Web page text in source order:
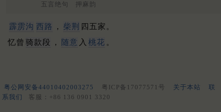
五言绝句 押麻韵
霹雳沟 西路 ， 柴荆 四五家。
忆曾 骑款段 ， 随意 入 桃花 。
粤公网安备44010402003275 粤ICP备17077571号 关于本站
联
系我们
客服：+86 136 0901 3320